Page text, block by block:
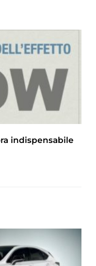
indispensabile